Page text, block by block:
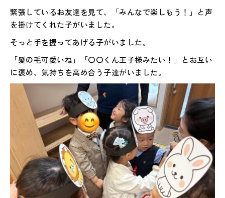
緊張しているお友達を見て、「みんなで楽しもう！」と声
を掛けてくれた子がいました。
そっと手を握ってあげる子がいました。
「髪の毛可愛いね」「〇〇くん王子様みたい！」とお互い
に褒め、気持ちを高め合う子達がいました。